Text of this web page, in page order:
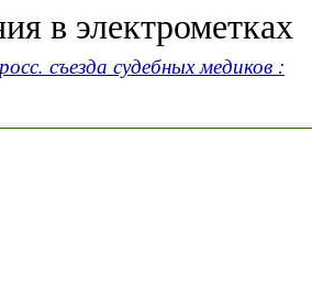
в электрометках
съезда судебных медиков :